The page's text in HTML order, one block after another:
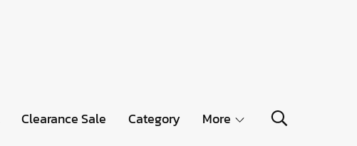
Clearance Sale Category More